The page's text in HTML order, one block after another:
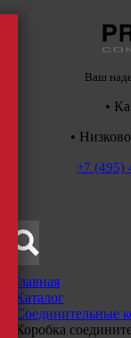
Ваш
•
•
+7 (495)
Главная
Каталог
Соединительные
Коробка